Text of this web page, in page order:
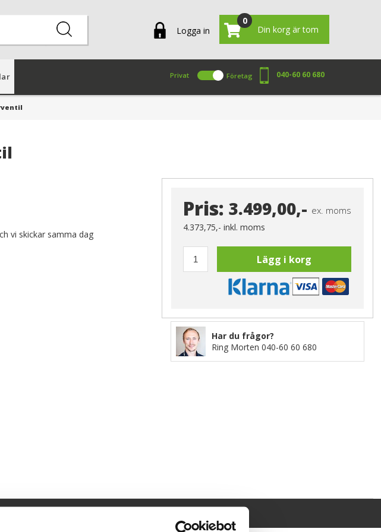
Logga in
0
Din korg är tom
Privat Företag 040-60 60 680
vi skickar samma dag
Pris: 3.499,00,- ex. moms
4.373,75,- inkl. moms
Lägg i korg
Har du frågor?
Ring Morten 040-60 60 680